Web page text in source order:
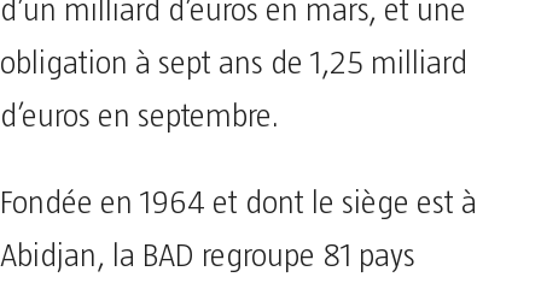
d’un milliard d’euros en mars, et une
obligation à sept ans de 1,25 milliard
d’euros en septembre.
Fondée en 1964 et dont le siège est à
Abidjan, la BAD regroupe 81 pays